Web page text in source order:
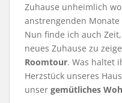
Zuhause unheimlich
anstrengenden
Nun finde ich auch
neues Zuhause zu
Roomtour. Was haltet
Herzstück unseres
unser gemütliches